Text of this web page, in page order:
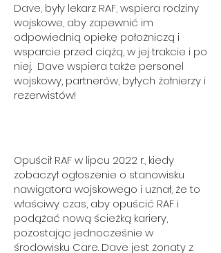
Dave, były lekarz RAF, wspiera rodziny
wojskowe, aby zapewnić im
odpowiednią opiekę położniczą i
wsparcie przed ciążą, w jej trakcie i po
niej. Dave wspiera także personel
wojskowy, partnerów, byłych żołnierzy i
rezerwistów!
Opuścił RAF w lipcu 2022 r., kiedy
zobaczył ogłoszenie o stanowisku
nawigatora wojskowego i uznał, że to
właściwy czas, aby opuścić RAF i
podążać nową ścieżką kariery,
pozostając jednocześnie w
środowisku Care. Dave jest żonaty z